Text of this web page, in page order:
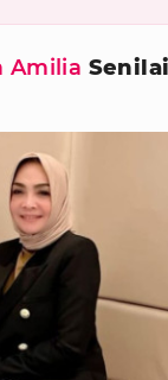
Amilia Senilai